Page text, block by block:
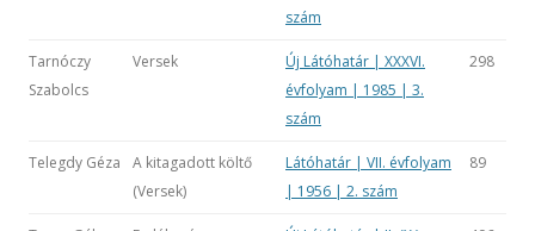
szám
Tarnóczy
Szabolcs
Versek
Új Látóhatár | XXXVI.
évfolyam | 1985 | 3.
szám
298
Telegdy Géza
A kitagadott költő
(Versek)
Látóhatár | VII. évfolyam
| 1956 | 2. szám
89